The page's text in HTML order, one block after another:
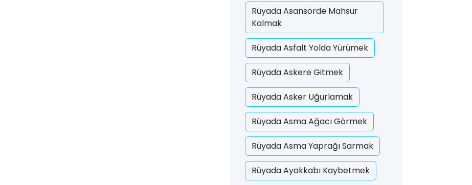
Rüyada Asansörde Mahsur
Kalmak
Rüyada Asfalt Yolda Yürümek
Rüyada Askere Gitmek
Rüyada Asker Uğurlamak
Rüyada Asma Ağacı Görmek
Rüyada Asma Yaprağı Sarmak
Rüyada Ayakkabı Kaybetmek